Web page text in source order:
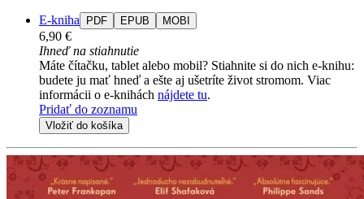
E-kniha PDF EPUB MOBI
6,90 €
Ihneď na stiahnutie
Máte čítačku, tablet alebo mobil? Stiahnite si do nich e-knihu:
budete ju mať hneď a ešte aj ušetríte život stromom. Viac
informácii o e-knihách nájdete tu.
Pridať do zoznamu
Vložiť do košíka